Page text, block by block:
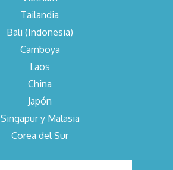
Tailandia
Bali (Indonesia)
Camboya
Laos
China
Japón
Singapur y Malasia
Corea del Sur